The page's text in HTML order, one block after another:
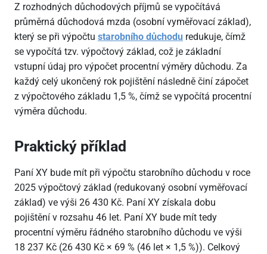
Z rozhodných důchodových příjmů se vypočítává
průměrná důchodová mzda (osobní vyměřovací základ),
který se při výpočtu starobního důchodu redukuje, čímž
se vypočítá tzv. výpočtový základ, což je základní
vstupní údaj pro výpočet procentní výměry důchodu. Za
každý celý ukončený rok pojištění následně činí zápočet
z výpočtového základu 1,5 %, čímž se vypočítá procentní
výměra důchodu.
Praktický příklad
Paní XY bude mít při výpočtu starobního důchodu v roce
2025 výpočtový základ (redukovaný osobní vyměřovací
základ) ve výši 26 430 Kč. Paní XY získala dobu
pojištění v rozsahu 46 let. Paní XY bude mít tedy
procentní výměru řádného starobního důchodu ve výši
18 237 Kč (26 430 Kč × 69 % (46 let × 1,5 %)). Celkový